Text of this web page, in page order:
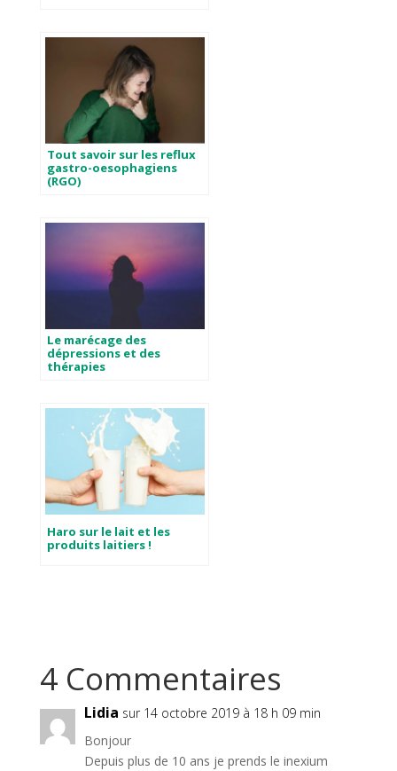
Tout savoir sur les reflux
gastro-oesophagiens
(RGO)
Le marécage des
dépressions et des
thérapies
Haro sur le lait et les
produits laitiers !
4 Commentaires
Lidia sur 14 octobre 2019 à 18 h 09 min
Bonjour
Depuis plus de 10 ans je prends le inexium